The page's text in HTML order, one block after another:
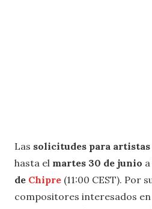
Las solicitudes para artistas
hasta el martes 30 de junio
de Chipre (11:00 CEST). Por
compositores interesados